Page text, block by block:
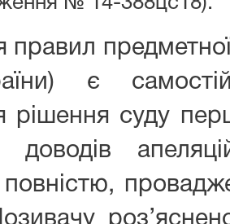
правил
є
рішення суду
доводів